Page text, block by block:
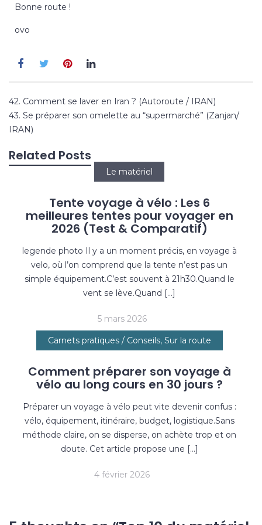
Bonne route !
ovo
42. Comment se laver en Iran ? (Autoroute / IRAN)
43. Se préparer son omelette au “supermarché” (Zanjan/
IRAN)
Related Posts
Le matériel
Tente voyage à vélo : Les 6
meilleures tentes pour voyager en
2026 (Test & Comparatif)
legende photo Il y a un moment précis, en voyage à
velo, où l’on comprend que la tente n’est pas un
simple équipement.C’est souvent à 21h30.Quand le
vent se lève.Quand […]
5 mars 2026
Carnets pratiques / Conseils, Sur la route
Comment préparer son voyage à
vélo au long cours en 30 jours ?
Préparer un voyage à vélo peut vite devenir confus :
vélo, équipement, itinéraire, budget, logistique.Sans
méthode claire, on se disperse, on achète trop et on
doute. Cet article propose une […]
4 février 2026